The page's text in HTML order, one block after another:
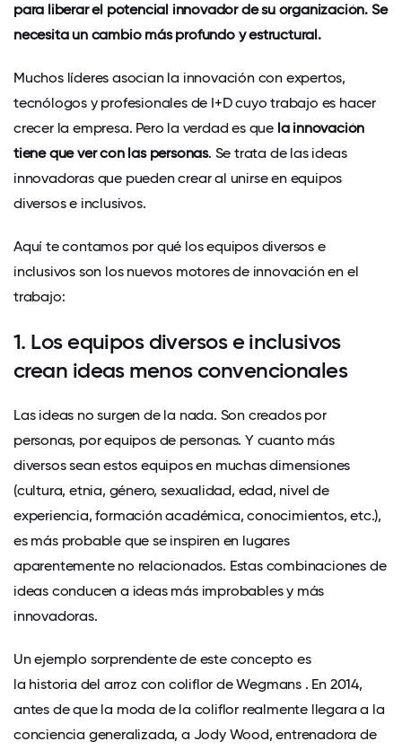
para liberar el potencial innovador de su organización. Se
necesita un cambio más profundo y estructural.
Muchos líderes asocian la innovación con expertos,
tecnólogos y profesionales de I+D cuyo trabajo es hacer
crecer la empresa. Pero la verdad es que la innovación
tiene que ver con las personas. Se trata de las ideas
innovadoras que pueden crear al unirse en equipos
diversos e inclusivos.
Aquí te contamos por qué los equipos diversos e
inclusivos son los nuevos motores de innovación en el
trabajo:
1. Los equipos diversos e inclusivos
crean ideas menos convencionales
Las ideas no surgen de la nada. Son creados por
personas, por equipos de personas. Y cuanto más
diversos sean estos equipos en muchas dimensiones
(cultura, etnia, género, sexualidad, edad, nivel de
experiencia, formación académica, conocimientos, etc.),
es más probable que se inspiren en lugares
aparentemente no relacionados. Estas combinaciones de
ideas conducen a ideas más improbables y más
innovadoras.
Un ejemplo sorprendente de este concepto es
la historia del arroz con coliflor de Wegmans . En 2014,
antes de que la moda de la coliflor realmente llegara a la
conciencia generalizada, a Jody Wood, entrenadora de